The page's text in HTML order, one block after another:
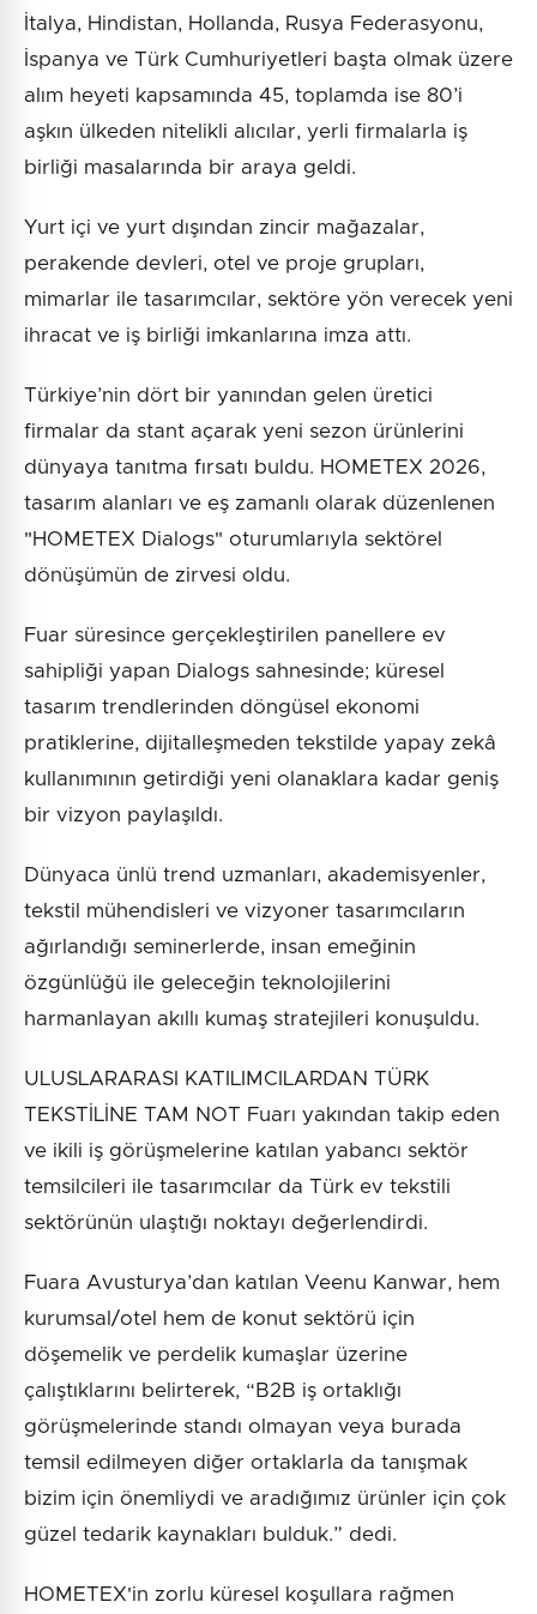
İtalya, Hindistan, Hollanda, Rusya Federasyonu,
İspanya ve Türk Cumhuriyetleri başta olmak üzere
alım heyeti kapsamında 45, toplamda ise 80’i
aşkın ülkeden nitelikli alıcılar, yerli firmalarla iş
birliği masalarında bir araya geldi.
Yurt içi ve yurt dışından zincir mağazalar,
perakende devleri, otel ve proje grupları,
mimarlar ile tasarımcılar, sektöre yön verecek yeni
ihracat ve iş birliği imkanlarına imza attı.
Türkiye’nin dört bir yanından gelen üretici
firmalar da stant açarak yeni sezon ürünlerini
dünyaya tanıtma fırsatı buldu. HOMETEX 2026,
tasarım alanları ve eş zamanlı olarak düzenlenen
"HOMETEX Dialogs" oturumlarıyla sektörel
dönüşümün de zirvesi oldu.
Fuar süresince gerçekleştirilen panellere ev
sahipliği yapan Dialogs sahnesinde; küresel
tasarım trendlerinden döngüsel ekonomi
pratiklerine, dijitalleşmeden tekstilde yapay zekâ
kullanımının getirdiği yeni olanaklara kadar geniş
bir vizyon paylaşıldı.
Dünyaca ünlü trend uzmanları, akademisyenler,
tekstil mühendisleri ve vizyoner tasarımcıların
ağırlandığı seminerlerde, insan emeğinin
özgünlüğü ile geleceğin teknolojilerini
harmanlayan akıllı kumaş stratejileri konuşuldu.
ULUSLARARASI KATILIMCILARDAN TÜRK
TEKSTİLİNE TAM NOT Fuarı yakından takip eden
ve ikili iş görüşmelerine katılan yabancı sektör
temsilcileri ile tasarımcılar da Türk ev tekstili
sektörünün ulaştığı noktayı değerlendirdi.
Fuara Avusturya’dan katılan Veenu Kanwar, hem
kurumsal/otel hem de konut sektörü için
döşemelik ve perdelik kumaşlar üzerine
çalıştıklarını belirterek, “B2B iş ortaklığı
görüşmelerinde standı olmayan veya burada
temsil edilmeyen diğer ortaklarla da tanışmak
bizim için önemliydi ve aradığımız ürünler için çok
güzel tedarik kaynakları bulduk.” dedi.
HOMETEX'in zorlu küresel koşullara rağmen